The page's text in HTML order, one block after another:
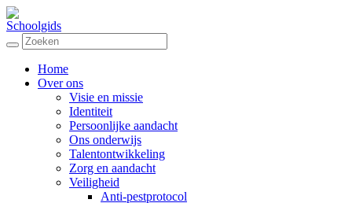
Schoolgids
Home
Over ons
Visie en missie
Identiteit
Persoonlijke aandacht
Ons onderwijs
Talentontwikkeling
Zorg en aandacht
Veiligheid
Anti-pestprotocol